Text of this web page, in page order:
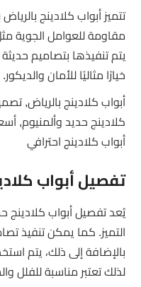
تتميز أبواب كلادينج
مقاومة للعوامل الجوية مثل
يتم تنفيذها بتصاميم
خيارًا مثاليًا للأمان والديكور.
أبواب كلادينج بالرياض,
كلادينج حديد وألمنيوم,
أبواب كلادينج احترافي
تفصيل أبواب
يُعد تفصيل أبواب كلادينج
التميز. كما يمكن تنفيذ
بالإضافة إلى ذلك، يتم
لذلك تعتبر مناسبة للفلل